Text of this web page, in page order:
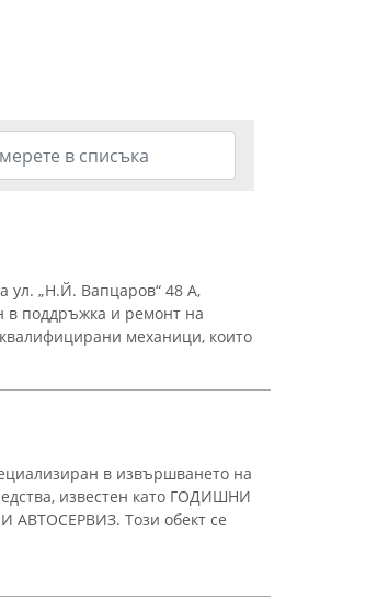
ул. „Н.Й. Вапцаров“ 48 А,
в поддръжка и ремонт на
механици, които
в извършването на
известен като ГОДИШНИ
Този обект се